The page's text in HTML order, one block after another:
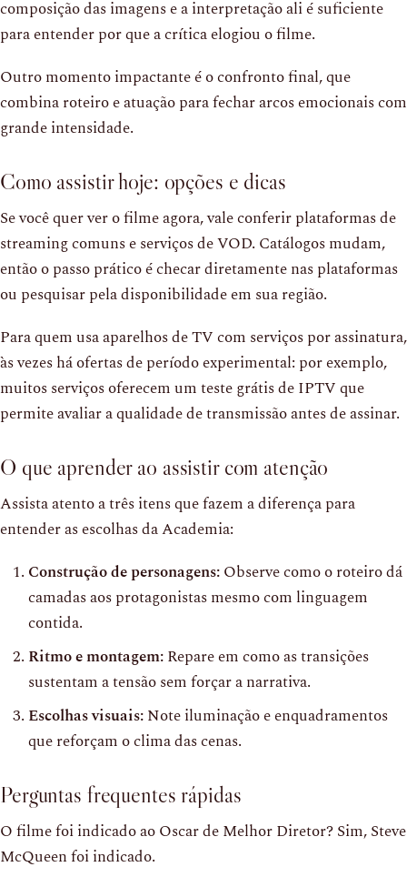
composição das imagens e a interpretação ali é suficiente
para entender por que a crítica elogiou o filme.
Outro momento impactante é o confronto final, que
combina roteiro e atuação para fechar arcos emocionais com
grande intensidade.
Como assistir hoje: opções e dicas
Se você quer ver o filme agora, vale conferir plataformas de
streaming comuns e serviços de VOD. Catálogos mudam,
então o passo prático é checar diretamente nas plataformas
ou pesquisar pela disponibilidade em sua região.
Para quem usa aparelhos de TV com serviços por assinatura,
às vezes há ofertas de período experimental: por exemplo,
muitos serviços oferecem um teste grátis de IPTV que
permite avaliar a qualidade de transmissão antes de assinar.
O que aprender ao assistir com atenção
Assista atento a três itens que fazem a diferença para
entender as escolhas da Academia:
Construção de personagens:Observe como o roteiro dá
camadas aos protagonistas mesmo com linguagem
contida.
Ritmo e montagem:Repare em como as transições
sustentam a tensão sem forçar a narrativa.
Escolhas visuais:Note iluminação e enquadramentos
que reforçam o clima das cenas.
Perguntas frequentes rápidas
O filme foi indicado ao Oscar de Melhor Diretor? Sim, Steve
McQueen foi indicado.